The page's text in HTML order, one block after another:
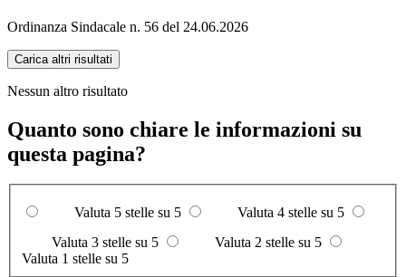
Ordinanza Sindacale n. 56 del 24.06.2026
Carica altri risultati
Nessun altro risultato
Quanto sono chiare le informazioni su
questa pagina?
Valuta 5 stelle su 5
Valuta 4 stelle su 5
Valuta 3 stelle su 5
Valuta 2 stelle su 5
Valuta 1 stelle su 5